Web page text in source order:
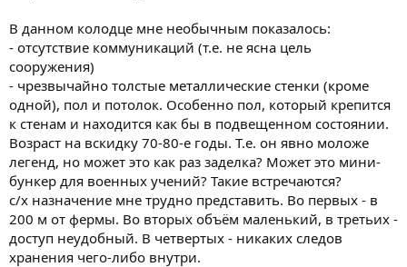
В данном колодце мне необычным показалось:
- отсутствие коммуникаций (т.е. не ясна цель
сооружения)
- чрезвычайно толстые металлические стенки (кроме
одной), пол и потолок. Особенно пол, который крепится
к стенам и находится как бы в подвещенном состоянии.
Возраст на вскидку 70-80-е годы. Т.е. он явно моложе
легенд, но может это как раз заделка? Может это мини-
бункер для военных учений? Такие встречаются?
с/х назначение мне трудно представить. Во первых - в
200 м от фермы. Во вторых объём маленький, в третьих -
доступ неудобный. В четвертых - никаких следов
хранения чего-либо внутри.